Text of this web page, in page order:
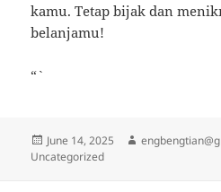
kamu. Tetap bijak dan
belanjamu!
“`
Posted
on
June 14, 2025 Author
Uncategorized